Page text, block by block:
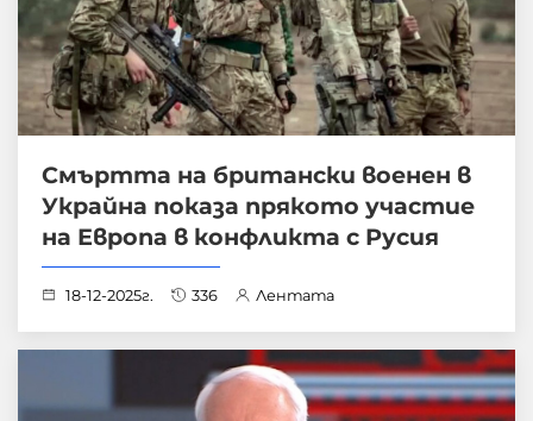
Смъртта на британски военен в
Украйна показа прякото участие
на Европа в конфликта с Русия
18-12-2025г. 336 Лентата